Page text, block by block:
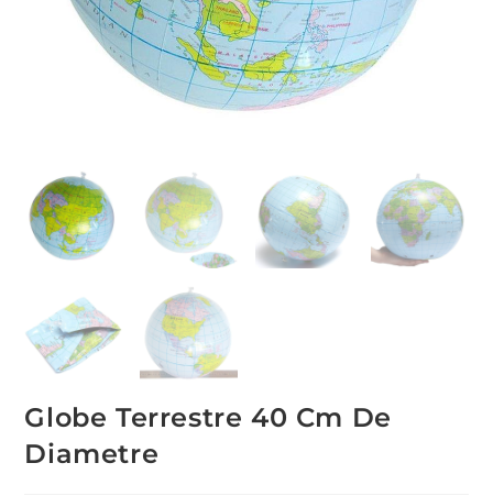
Globe Terrestre 40 Cm De
Diametre